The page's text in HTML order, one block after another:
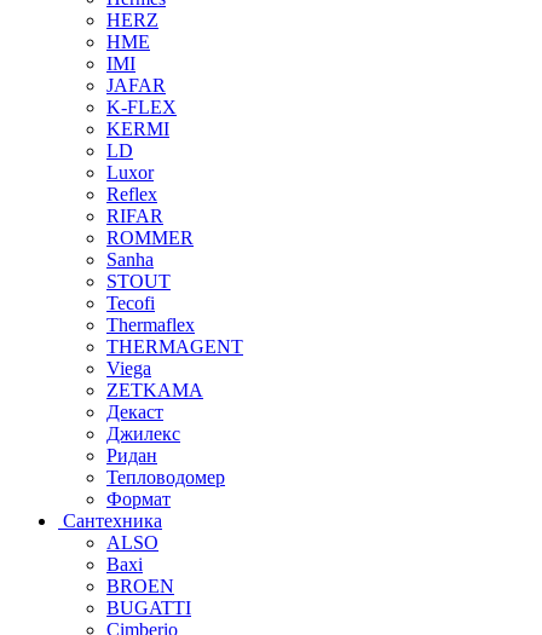
HERZ
HME
IMI
JAFAR
K-FLEX
KERMI
LD
Luxor
Reflex
RIFAR
ROMMER
Sanha
STOUT
Tecofi
Thermaflex
THERMAGENT
Viega
ZETKAMA
Декаст
Джилекс
Ридан
Тепловодомер
Формат
Сантехника
ALSO
Baxi
BROEN
BUGATTI
Cimberio